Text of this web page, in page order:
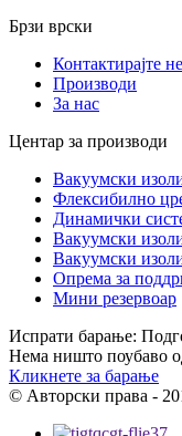
Брзи врски
Контактирајте не
Производи
За нас
Центар за производи
Вакуумски
Флексибилно
Динамички
Вакуумски
Вакуумски
Опрема за
Мини резервоар
Испрати барање:
Нема ништо поубаво
Кликнете за барање
© Авторски права -